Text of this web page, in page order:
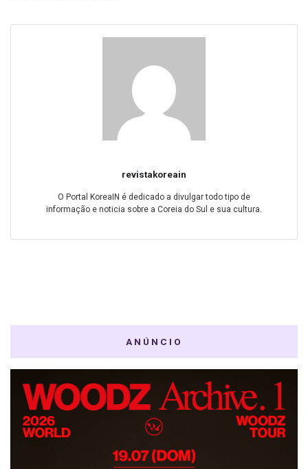
revistakoreain
O Portal KoreaIN é dedicado a divulgar todo tipo de
informação e noticia sobre a Coreia do Sul e sua cultura.
ANÚNCIO